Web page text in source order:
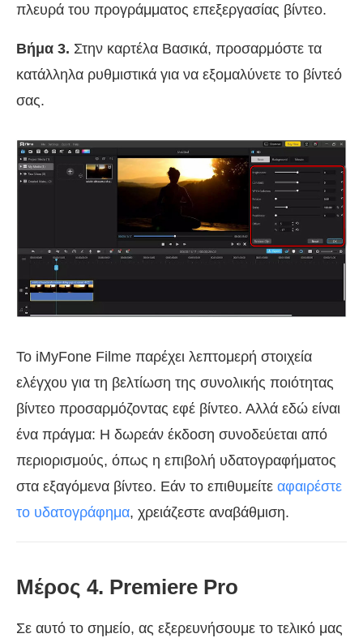
πλευρά του προγράμματος επεξεργασίας βίντεο.
Βήμα 3. Στην καρτέλα Βασικά, προσαρμόστε τα
κατάλληλα ρυθμιστικά για να εξομαλύνετε το βίντεό
σας.
Το iMyFone Filme παρέχει λεπτομερή στοιχεία
ελέγχου για τη βελτίωση της συνολικής ποιότητας
βίντεο προσαρμόζοντας εφέ βίντεο. Αλλά εδώ είναι
ένα πράγμα: Η δωρεάν έκδοση συνοδεύεται από
περιορισμούς, όπως η επιβολή υδατογραφήματος
στα εξαγόμενα βίντεο. Εάν το επιθυμείτε αφαιρέστε
το υδατογράφημα, χρειάζεστε αναβάθμιση.
Μέρος 4. Premiere Pro
Σε αυτό το σημείο, ας εξερευνήσουμε το τελικό μας